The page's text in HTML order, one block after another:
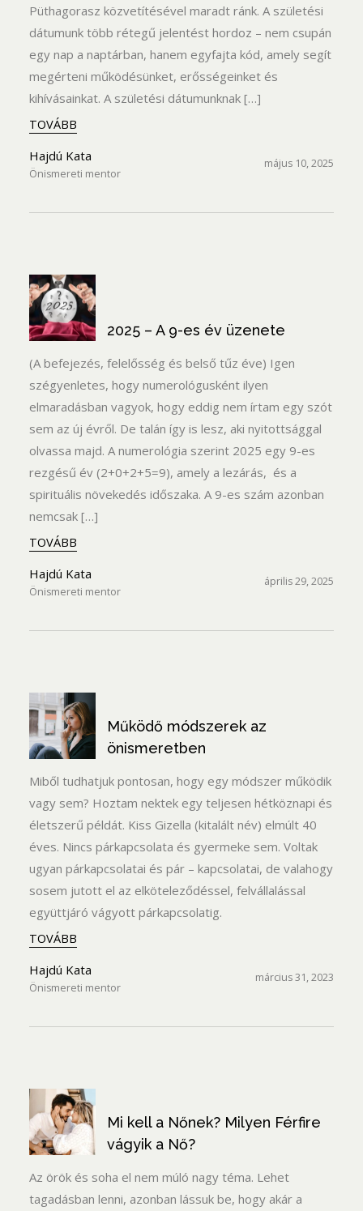
Püthagorasz közvetítésével maradt ránk. A születési
dátumunk több rétegű jelentést hordoz – nem csupán
egy nap a naptárban, hanem egyfajta kód, amely segít
megérteni működésünket, erősségeinket és
kihívásainkat. A születési dátumunknak […]
TOVÁBB
Hajdú Kata
Önismereti mentor
május 10, 2025
2025 – A 9-es év üzenete
(A befejezés, felelősség és belső tűz éve) Igen
szégyenletes, hogy numerológusként ilyen
elmaradásban vagyok, hogy eddig nem írtam egy szót
sem az új évről. De talán így is lesz, aki nyitottsággal
olvassa majd. A numerológia szerint 2025 egy 9-es
rezgésű év (2+0+2+5=9), amely a lezárás, és a
spirituális növekedés időszaka. A 9-es szám azonban
nemcsak […]
TOVÁBB
Hajdú Kata
Önismereti mentor
április 29, 2025
Működő módszerek az
önismeretben
Miből tudhatjuk pontosan, hogy egy módszer működik
vagy sem? Hoztam nektek egy teljesen hétköznapi és
életszerű példát. Kiss Gizella (kitalált név) elmúlt 40
éves. Nincs párkapcsolata és gyermeke sem. Voltak
ugyan párkapcsolatai és pár – kapcsolatai, de valahogy
sosem jutott el az elköteleződéssel, felvállalással
együttjáró vágyott párkapcsolatig.
TOVÁBB
Hajdú Kata
Önismereti mentor
március 31, 2023
Mi kell a Nőnek? Milyen Férfire
vágyik a Nő?
Az örök és soha el nem múló nagy téma. Lehet
tagadásban lenni, azonban lássuk be, hogy akár a